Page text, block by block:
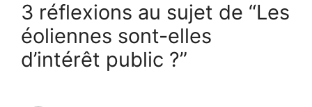
3 réflexions au sujet de “Les
éoliennes sont-elles
d’intérêt public ?”